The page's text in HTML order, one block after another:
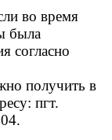
во время
была
согласно
получить в
пгт.